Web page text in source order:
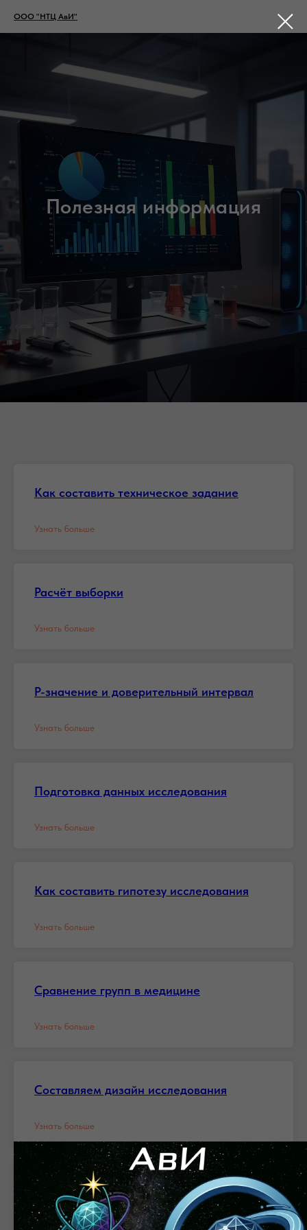
ООО "НТЦ АвИ"
Полезная информация
Как составить техническое задание
Узнать больше
Расчёт выборки
Узнать больше
P-значение и доверительный интервал
Узнать больше
Подготовка данных исследования
Узнать больше
Как составить гипотезу исследования
Узнать больше
Сравнение групп в медицине
Узнать больше
Составляем дизайн исследования
Узнать больше
Чек-лист качества исследования
Узнать больше